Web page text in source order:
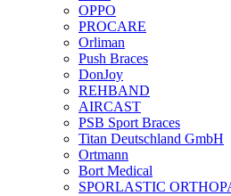
OPPO
PROCARE
Orliman
Push Braces
DonJoy
REHBAND
AIRCAST
PSB Sport Braces
Titan Deutschland GmbH
Ortmann
Bort Medical
SPORLASTIC